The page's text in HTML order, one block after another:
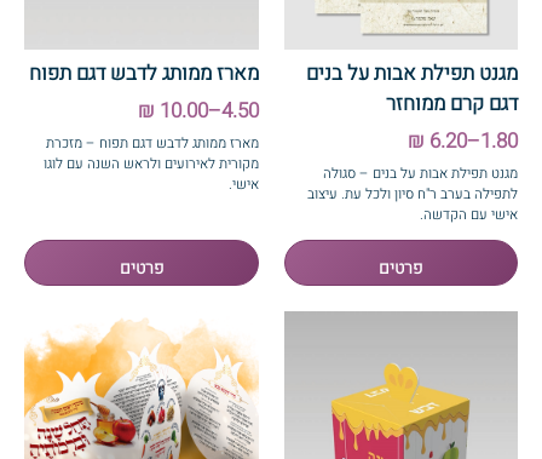
מגנט תפילת אבות על בנים
דגם קרם ממוחזר
1.80–6.20 ₪
מגנט תפילת אבות על בנים – סגולה
לתפילה בערב ר"ח סיון ולכל עת. עיצוב
אישי עם הקדשה.
מארז ממותג לדבש דגם תפוח
4.50–10.00 ₪
מארז ממותג לדבש דגם תפוח – מזכרת
מקורית לאירועים ולראש השנה עם לוגו
אישי.